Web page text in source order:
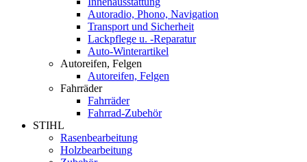
Autoradio, Phono, Navigation
Transport und Sicherheit
Lackpflege u. -Reparatur
Auto-Winterartikel
Autoreifen, Felgen
Autoreifen, Felgen
Fahrräder
Fahrräder
Fahrrad-Zubehör
STIHL
Rasenbearbeitung
Holzbearbeitung